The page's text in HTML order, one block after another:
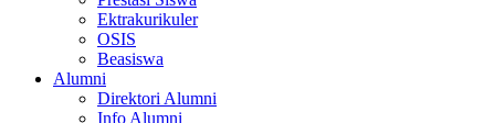
Ektrakurikuler
OSIS
Beasiswa
Alumni
Direktori Alumni
Info Alumni